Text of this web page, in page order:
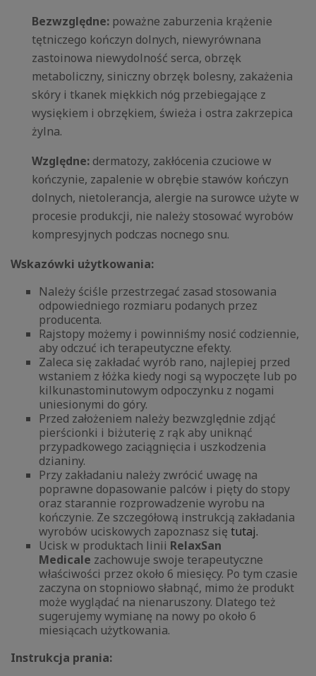
Bezwzględne: poważne zaburzenia krążenie
tętniczego kończyn dolnych, niewyrównana
zastoinowa niewydolność serca, obrzęk
metaboliczny, siniczny obrzęk bolesny, zakażenia
skóry i tkanek miękkich nóg przebiegające z
wysiękiem i obrzękiem, świeża i ostra zakrzepica
żylna.
Względne: dermatozy, zakłócenia czuciowe w
kończynie, zapalenie w obrębie stawów kończyn
dolnych, nietolerancja, alergie na surowce użyte w
procesie produkcji, nie należy stosować wyrobów
kompresyjnych podczas nocnego snu.
Wskazówki użytkowania:
Należy ściśle przestrzegać zasad stosowania
odpowiedniego rozmiaru podanych przez
producenta.
Rajstopy możemy i powinniśmy nosić codziennie,
aby odczuć ich terapeutyczne efekty.
Zaleca się zakładać wyrób rano, najlepiej przed
wstaniem z łóżka kiedy nogi są wypoczęte lub po
kilkunastominutowym odpoczynku z nogami
uniesionymi do góry.
Przed założeniem należy bezwzględnie zdjąć
pierścionki i biżuterię z rąk aby uniknąć
przypadkowego zaciągnięcia i uszkodzenia
dzianiny.
Przy zakładaniu należy zwrócić uwagę na
poprawne dopasowanie palców i pięty do stopy
oraz starannie rozprowadzenie wyrobu na
kończynie. Ze szczegółową instrukcją zakładania
wyrobów uciskowych zapoznasz się tutaj.
Ucisk w produktach linii RelaxSan
Medicale zachowuje swoje terapeutyczne
właściwości przez około 6 miesięcy. Po tym czasie
zaczyna on stopniowo słabnąć, mimo że produkt
może wyglądać na nienaruszony. Dlatego też
sugerujemy wymianę na nowy po około 6
miesiącach użytkowania.
Instrukcja prania: